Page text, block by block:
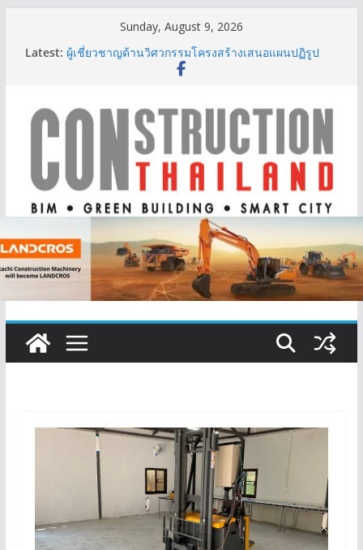
Sunday, August 9, 2026
Latest: ผู้เชี่ยวชาญด้านวิศวกรรมโครงสร้างเสนอแผนปฏิรูป
มาตรฐานตั้งแต่การออกแบบถึงการตรวจสอบอาคารไทย
เติบโต 377% ชี้ดีมานด์ภูเก็ตยังแกร่ง
BCT Expo 2026 ชูแนวคิด “Empowering Net Zero in
Construction & Mining” ขับเคลื่อนอุตสาหกรรม
ก่อสร้างและเหมืองแร่สู่สังคมคาร์บอนต่ำอย่างยั่งยืน
ลลิล พร็อพเพอร์ตี้ ก้าวสู่ปีที่ 40 ยึดลูกค้าเป็นศูนย์กลาง
IHG Hotels & Resorts เปิดตัว ฮอลิเดย์ อินน์ เอ็กซ์เพรส
อ่าวนางแห่งแรกในกระบี่